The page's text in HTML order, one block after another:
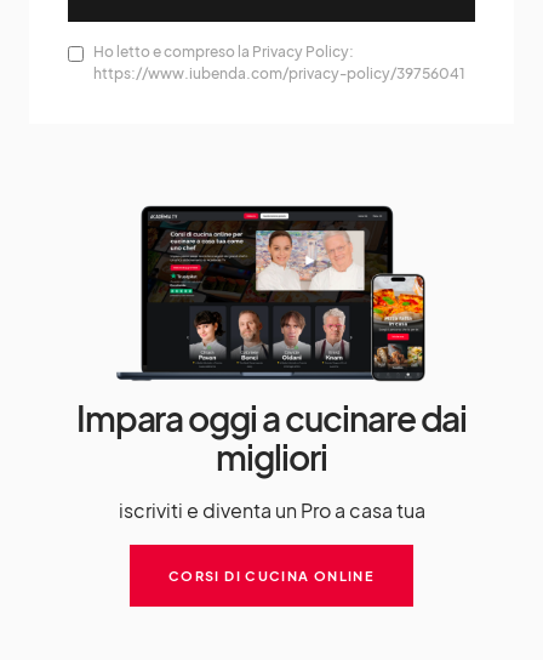
Ho letto e compreso la Privacy Policy:
https://www.iubenda.com/privacy-policy/39756041
Impara oggi a cucinare dai
migliori
iscriviti e diventa un Pro a casa tua
CORSI DI CUCINA ONLINE